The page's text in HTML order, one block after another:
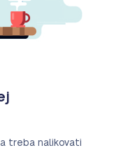
treba nalikovati